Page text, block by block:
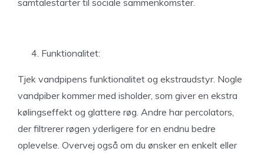
samtalestarter til sociale sammenkomster.
Funktionalitet:
Tjek vandpipens funktionalitet og ekstraudstyr. Nogle
vandpiber kommer med isholder, som giver en ekstra
kølingseffekt og glattere røg. Andre har percolators,
der filtrerer røgen yderligere for en endnu bedre
oplevelse. Overvej også om du ønsker en enkelt eller